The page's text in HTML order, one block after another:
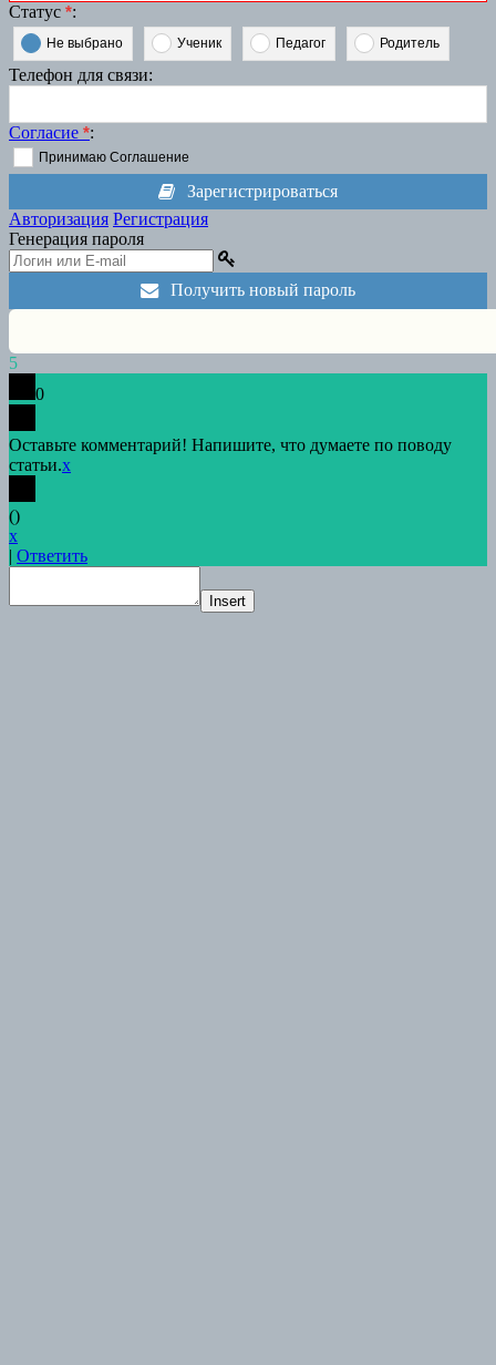
Статус *:
Не выбрано Ученик Педагог Родитель
Телефон для связи:
Согласие *:
Принимаю Соглашение
Зарегистрироваться
Авторизация Регистрация
Генерация пароля
Получить новый пароль
5
0
Оставьте комментарий! Напишите, что думаете по поводу
статьи.x
()
x
| Ответить
Insert